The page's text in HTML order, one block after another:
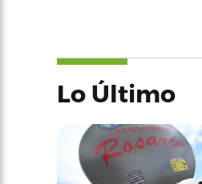
Lo Último